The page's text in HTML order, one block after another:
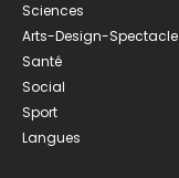
Sciences
Arts-Design-Spectacle
Santé
Social
Sport
Langues